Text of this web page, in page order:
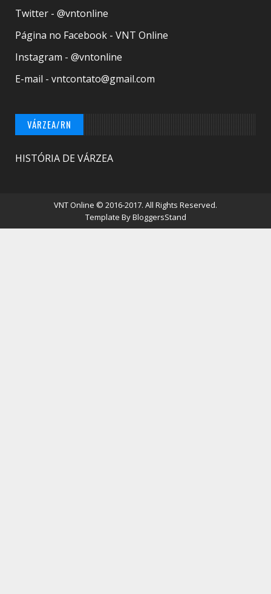
Twitter - @vntonline
Página no Facebook - VNT Online
Instagram - @vntonline
E-mail - vntcontato@gmail.com
VÁRZEA/RN
HISTÓRIA DE VÁRZEA
VNT Online © 2016-2017. All Rights Reserved.
Template ByBloggersStand